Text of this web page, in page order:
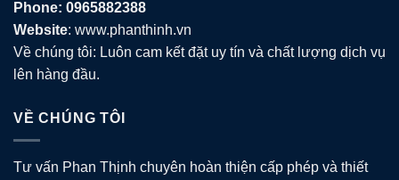
Phone: 0965882388
Website: www.phanthinh.vn
Về chúng tôi: Luôn cam kết đặt uy tín và chất lượng dịch vụ
lên hàng đầu.
VỀ CHÚNG TÔI
Tư vấn Phan Thịnh chuyên hoàn thiện cấp phép và thiết